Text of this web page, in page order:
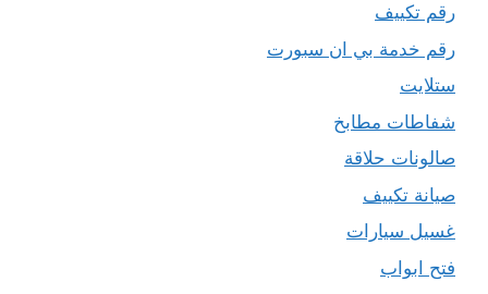
رقم تكييف
رقم خدمة بي ان سبورت
ستلايت
شفاطات مطابخ
صالونات حلاقة
صيانة تكييف
غسيل سيارات
فتح ابواب